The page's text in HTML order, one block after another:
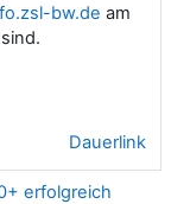
bw.de am
Dauerlink
erfolgreich